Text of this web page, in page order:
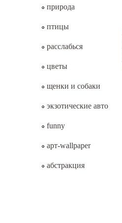
природа
птицы
расслабься
цветы
щенки и собаки
экзотические авто
funny
арт-wallpaper
абстракция